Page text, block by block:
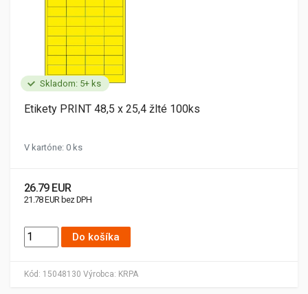
Skladom: 5+ ks
Kód: 15048130 Výrobca: KRPA
Etikety PRINT 48,5 x 25,4 žlté 100ks
V kartóne: 0 ks
26.79 EUR
21.78 EUR bez DPH
Do košíka